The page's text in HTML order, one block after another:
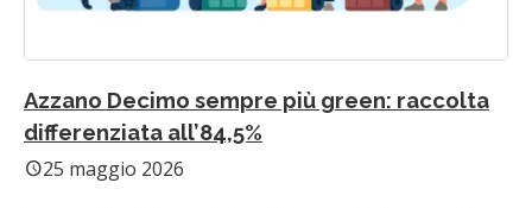
Azzano Decimo sempre più green: raccolta
differenziata all’84,5%
schedule25 maggio 2026